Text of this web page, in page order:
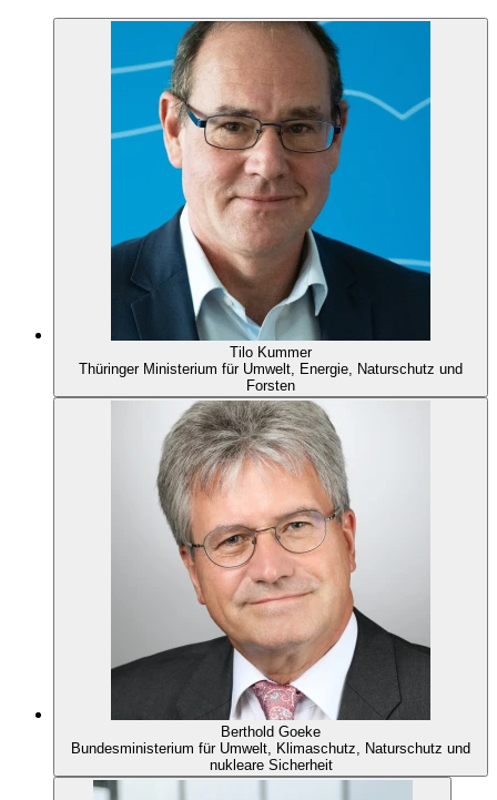
Tilo Kummer
Thüringer Ministerium für Umwelt, Energie, Naturschutz und
Forsten
Berthold Goeke
Bundesministerium für Umwelt, Klimaschutz, Naturschutz und
nukleare Sicherheit